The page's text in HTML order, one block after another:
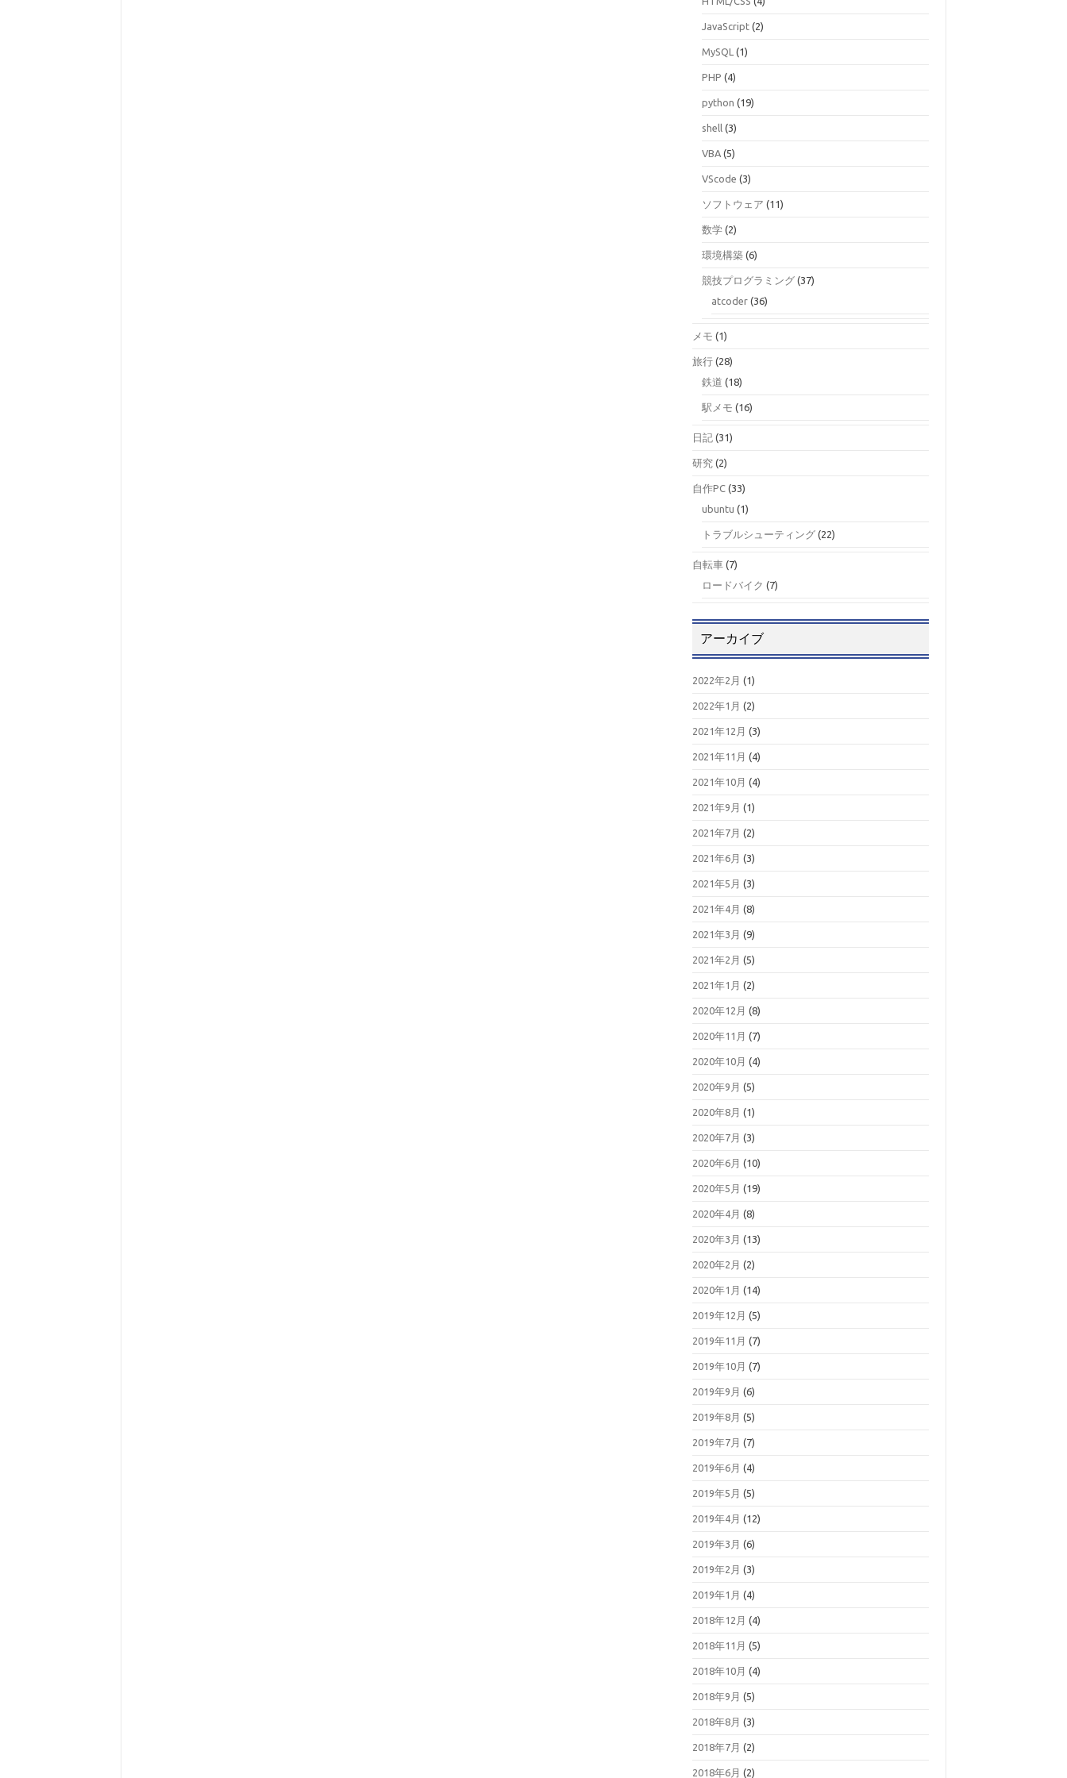
JavaScript (2)
MySQL (1)
PHP (4)
python (19)
shell (3)
VBA (5)
VScode (3)
ソフトウェア (11)
数学 (2)
環境構築 (6)
競技プログラミング (37)
atcoder (36)
メモ (1)
旅行 (28)
鉄道 (18)
駅メモ (16)
日記 (31)
研究 (2)
自作PC (33)
ubuntu (1)
トラブルシューティング (22)
自転車 (7)
ロードバイク (7)
アーカイブ
2022年2月 (1)
2022年1月 (2)
2021年12月 (3)
2021年11月 (4)
2021年10月 (4)
2021年9月 (1)
2021年7月 (2)
2021年6月 (3)
2021年5月 (3)
2021年4月 (8)
2021年3月 (9)
2021年2月 (5)
2021年1月 (2)
2020年12月 (8)
2020年11月 (7)
2020年10月 (4)
2020年9月 (5)
2020年8月 (1)
2020年7月 (3)
2020年6月 (10)
2020年5月 (19)
2020年4月 (8)
2020年3月 (13)
2020年2月 (2)
2020年1月 (14)
2019年12月 (5)
2019年11月 (7)
2019年10月 (7)
2019年9月 (6)
2019年8月 (5)
2019年7月 (7)
2019年6月 (4)
2019年5月 (5)
2019年4月 (12)
2019年3月 (6)
2019年2月 (3)
2019年1月 (4)
2018年12月 (4)
2018年11月 (5)
2018年10月 (4)
2018年9月 (5)
2018年8月 (3)
2018年7月 (2)
2018年6月 (2)